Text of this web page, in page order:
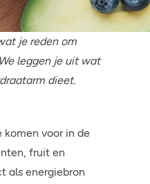
je reden om
leggen je uit wat
dieet.
komen voor in de
fruit en
als energiebron